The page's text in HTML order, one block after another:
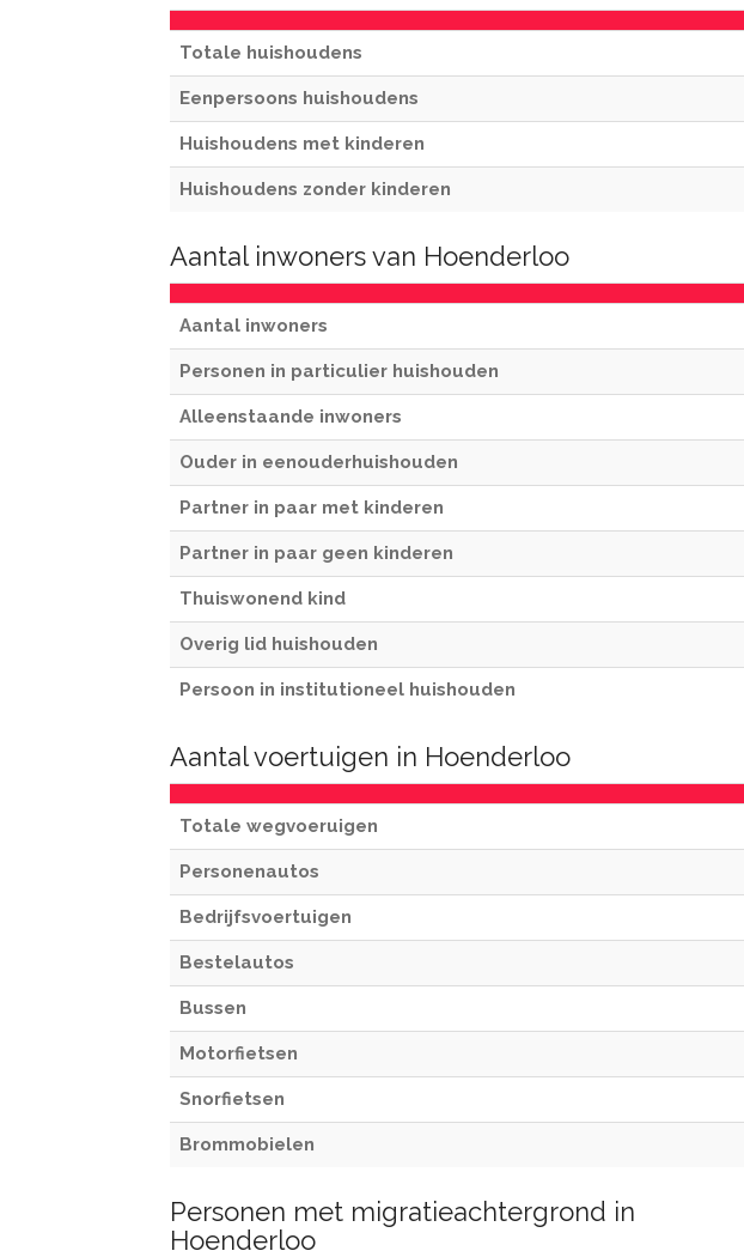
Totale huishoudens
Eenpersoons huishoudens
Huishoudens met kinderen
Huishoudens zonder kinderen
Aantal inwoners van Hoenderloo
Aantal inwoners
Personen in particulier huishouden
Alleenstaande inwoners
Ouder in eenouderhuishouden
Partner in paar met kinderen
Partner in paar geen kinderen
Thuiswonend kind
Overig lid huishouden
Persoon in institutioneel huishouden
Aantal voertuigen in Hoenderloo
Totale wegvoeruigen
Personenautos
Bedrijfsvoertuigen
Bestelautos
Bussen
Motorfietsen
Snorfietsen
Brommobielen
Personen met migratieachtergrond in
Hoenderloo